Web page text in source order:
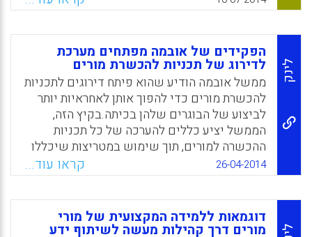
ממצאי המחקר מציינים את שינוי המטרה של
התלקיטים המקוונים מהכשרה למקום העבודה,
הגברת הכוח של הבעלות כחלק מהמעבר, והעצמה
בהפיכה למורה (Boulton, Helen, 2014).
WhatsApp
Facebook
Email
X
לינק
הפקידים של אובמה מפתחים מערכת
לדירוג של תכניות להכשרת מורים
ממשל אובמה הודיע שהוא פיתח דירוגים לתכניות
להכשרת מורים כדי להפוך אותן לאחראיות יותר
לביצוע של הבוגרים שלהן בכיתה.בקיץ הזה,
הממשל יציע כללים להערכה של כל תכניות
ההכשרה למורים, תוך שימוש במטריצות שיכללו
את מספר הבוגרים שהוצבו בבתי הספר, את
הדירוגים של ציוני "עובר" בבחינות הרישוי, את
שיעור המורים הממשיכים במקצוע ונתונים לגבי
הביצוע של המורים בעבודה (Motoko Rich,
2014).
26-04-2014 קראו עוד...
דוגמאות ללמידה המקצועית של מורי
מורים דרך קהילות מעשה לשיתוף ידע